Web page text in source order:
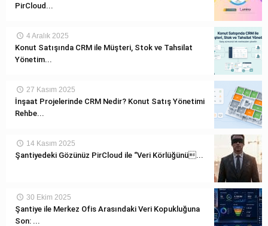
PirCloud...
4 Aralık 2025
Konut Satışında CRM ile Müşteri, Stok ve Tahsilat
Yönetim...
27 Kasım 2025
İnşaat Projelerinde CRM Nedir? Konut Satış Yönetimi
Rehbe...
14 Kasım 2025
Şantiyedeki Gözünüz PirCloud ile “Veri Körlüğünü...
30 Ekim 2025
Şantiye ile Merkez Ofis Arasındaki Veri Kopukluğuna
Son: ...